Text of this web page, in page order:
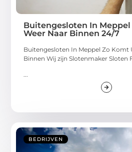
Buitengesloten In Meppel
Weer Naar Binnen 24/7
Buitengesloten In Meppel Zo Komt
Binnen Wij zijn Slotenmaker Sloten
...
BEDRIJVEN